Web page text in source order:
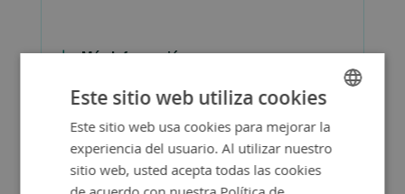
Más Información
SPANISH
ENGLISH
Este sitio web utiliza cookies
Este sitio web usa cookies para mejorar la
experiencia del usuario. Al utilizar nuestro
sitio web, usted acepta todas las cookies